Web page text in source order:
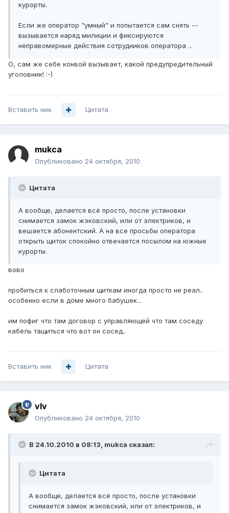
курорты.
Если же оператор "умный" и попытается сам снять --
вызывается наряд милиции и фиксируются
неправомерные действия сотрудников оператора ...
О, сам же себе конвой вызывает, какой предупредительный
уголовник! :-)
Вставить ник Цитата
mukca
Опубликовано 24 октября, 2010
Цитата
А вообще, делается всё просто, после установки
снимается замок жэковский, или от электриков, и
вешается абонентский. А на все просьбы оператора
открыть щиток спокойно отвечается посылом на южные
курорты.
вово
пробиться к слаботочным щиткам иногда просто не реал..
особенно если в доме много бабушек...
им пофиг что там договор с управляющей что там соседу
кабель тащиться что вот он сосед..
Вставить ник Цитата
vIv
Опубликовано 24 октября, 2010
В 24.10.2010 в 08:13, mukca сказал:
Цитата
А вообще, делается всё просто, после установки
снимается замок жэковский, или от электриков, и